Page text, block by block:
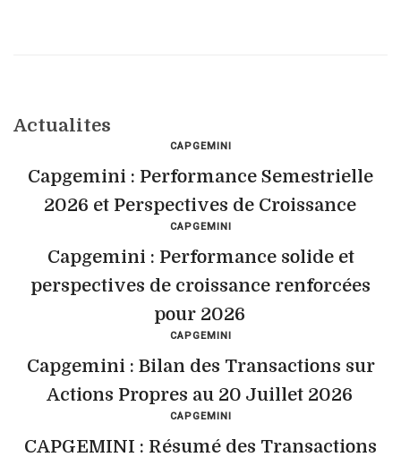
Actualites
CAPGEMINI
Capgemini : Performance Semestrielle
2026 et Perspectives de Croissance
CAPGEMINI
Capgemini : Performance solide et
perspectives de croissance renforcées
pour 2026
CAPGEMINI
Capgemini : Bilan des Transactions sur
Actions Propres au 20 Juillet 2026
CAPGEMINI
CAPGEMINI : Résumé des Transactions